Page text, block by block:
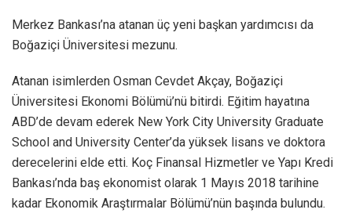
Merkez Bankası’na atanan üç yeni başkan yardımcısı da
Boğaziçi Üniversitesi mezunu.
Atanan isimlerden Osman Cevdet Akçay, Boğaziçi
Üniversitesi Ekonomi Bölümü’nü bitirdi. Eğitim hayatına
ABD’de devam ederek New York City University Graduate
School and University Center’da yüksek lisans ve doktora
derecelerini elde etti. Koç Finansal Hizmetler ve Yapı Kredi
Bankası’nda baş ekonomist olarak 1 Mayıs 2018 tarihine
kadar Ekonomik Araştırmalar Bölümü’nün başında bulundu.